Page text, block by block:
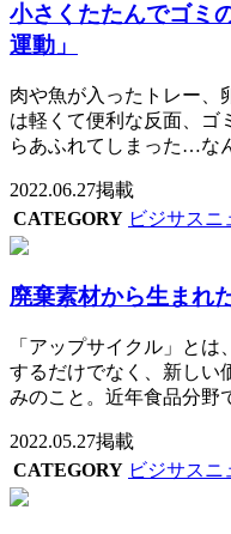
小さくたたんでゴミ
運動」
肉や魚が入ったトレー、
は軽くて便利な反面、ゴ
らあふれてしまった…な
2022.06.27掲載
CATEGORY ビジサスニ
廃棄素材から生まれ
「アップサイクル」と
するだけでなく、新しい
みのこと。近年食品分野
2022.05.27掲載
CATEGORY ビジサスニ